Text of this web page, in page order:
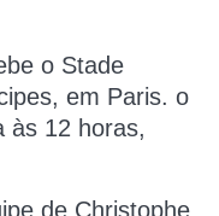
o Stade
em Paris. o
às 12 horas,
de Christophe